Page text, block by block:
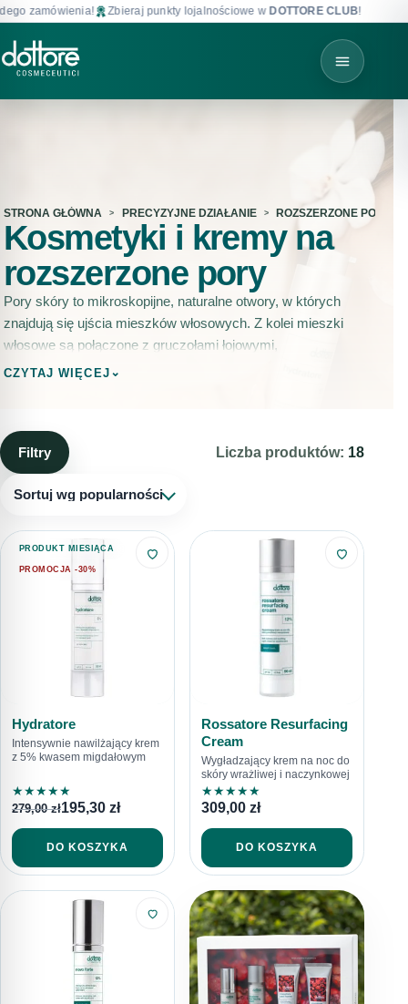
Zbieraj punkty lojalnościowe wDOTTORE CLUB !
STRONA GŁÓWNA PRECYZYJNE DZIAŁANIE ROZSZERZONE PORY
Kosmetyki i kremy na
rozszerzone pory
Pory skóry to mikroskopijne, naturalne otwory, w których
znajdują się ujścia mieszków włosowych. Z kolei mieszki
włosowe są połączone z gruczołami łojowymi,
wytwarzającymi sebum
czynników. Jednak nadmiar sebum to niekorzystne zjawisko.
Sprawia, że na skórze uwidoczniają się
efekcie nadprodukcji sebum i niewłaściwego oczyszczania
Zobacz, jak sobie z nimi radzić za pomocą skutecznych
kosmetyków na rozszerzone pory.
CZYTAJ WIĘCEJ ⌄
Filtry Liczba produktów: 18
Sortuj wg popularności
PRODUKT MIESIĄCA
PROMOCJA -30%
Hydratore
Intensywnie nawilżający krem
z 5% kwasem migdałowym
★★★★★
279,00zł195,30 zł
DO KOSZYKA
Rossatore Resurfacing
Cream
Wygładzający krem na noc do
skóry wrażliwej i naczynkowej
★★★★★
309,00 zł
DO KOSZYKA